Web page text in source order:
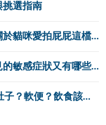
挑選指南
貓咪愛拍屁屁這檔事
感症狀又有哪些呢？
便？飲食該如何調整